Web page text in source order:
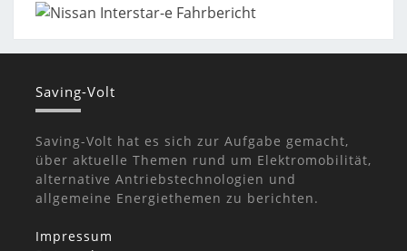
Saving-Volt
Saving-Volt hat es sich zur Aufgabe gemacht,
über aktuelle Themen rund um Elektromobilität,
alternative Antriebstechnologien und
allgemeine Energiethemen zu berichten.
Impressum